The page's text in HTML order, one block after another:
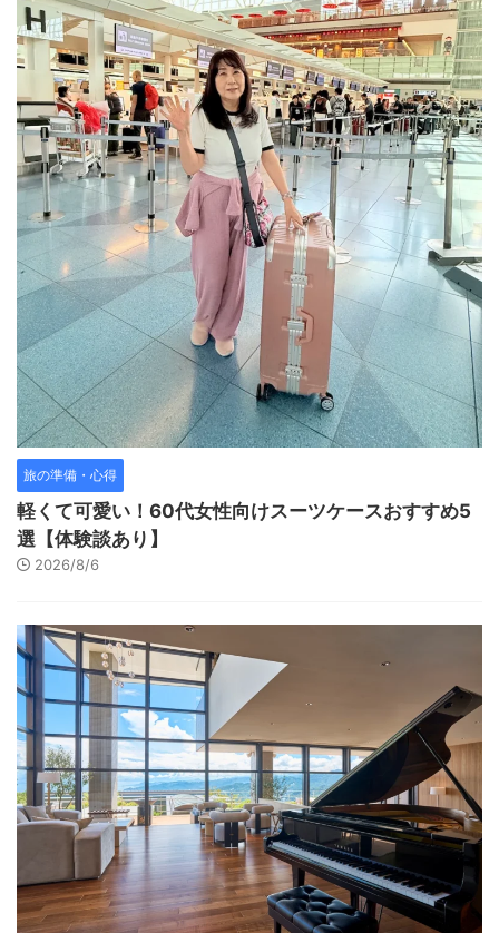
旅の準備・心得
軽くて可愛い！60代女性向けスーツケースおすすめ5
選【体験談あり】
2026/8/6